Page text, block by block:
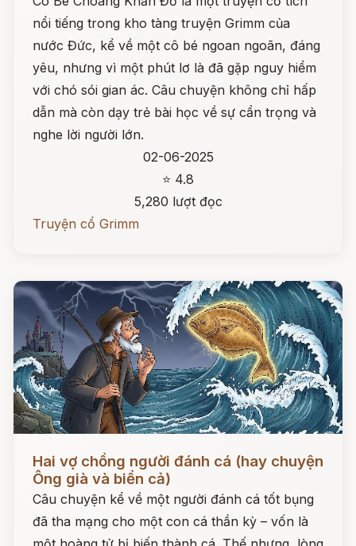
nổi tiếng trong kho tàng truyện Grimm của
nước Đức, kể về một cô bé ngoan ngoãn, đáng
yêu, nhưng vì một phút lơ là đã gặp nguy hiểm
với chó sói gian ác. Câu chuyện không chỉ hấp
dẫn mà còn dạy trẻ bài học về sự cẩn trọng và
nghe lời người lớn.
02-06-2025
⭐ 4.8
5,280 lượt đọc
Truyện cổ Grimm
Hai vợ chồng người đánh cá (hay chuyện
Ông già và biển cả)
Câu chuyện kể về một người đánh cá tốt bụng
đã tha mạng cho một con cá thần kỳ – vốn là